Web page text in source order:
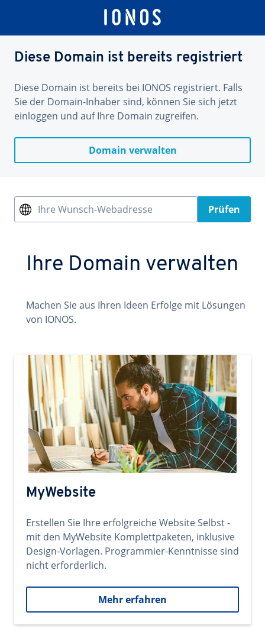
Diese Domain ist bereits registriert
Diese Domain ist bereits bei IONOS registriert. Falls
Sie der Domain-Inhaber sind, können Sie sich jetzt
einloggen und auf Ihre Domain zugreifen.
Domain verwalten
Ihre Wunsch-Webadresse Prüfen
Ihre Domain verwalten
Machen Sie aus Ihren Ideen Erfolge mit Lösungen
von IONOS.
MyWebsite
Erstellen Sie Ihre erfolgreiche Website Selbst -
mit den MyWebsite Komplettpaketen, inklusive
Design-Vorlagen. Programmier-Kenntnisse sind
nicht erforderlich.
Mehr erfahren